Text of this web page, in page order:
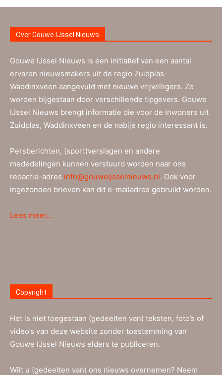
Over Gouwe IJssel Nieuws
Gouwe IJssel Nieuws is een initiatief van een aantal
ervaren nieuwsmakers uit de regio Zuidplas-
Waddinxveen aangevuld met nieuwe vrijwilligers. Ze
worden bijgestaan door verschillende tipgevers. Gouwe
IJssel Nieuws brengt informatie die voor de inwoners uit
Zuidplas, Waddinxveen en de nabije regio interessant is.
Persberichten, (sport)verslagen en andere
mededelingen kunnen verstuurd worden naar ons
redactie-adres info@gouweijsselnieuws.nl. Ook voor
ingezonden brieven kan dit e-mailadres gebruikt worden.
Lees meer…
Copyright
Het is niet toegestaan (gedeelten van) teksten, foto’s of
video’s van deze website zonder toestemming van
Gouwe IJssel Nieuws elders te publiceren.
Wilt u (gedeelten van) ons nieuws overnemen? Neem